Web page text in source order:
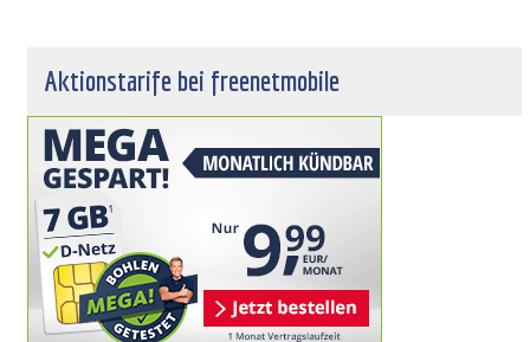
Aktionstarife bei freenetmobile